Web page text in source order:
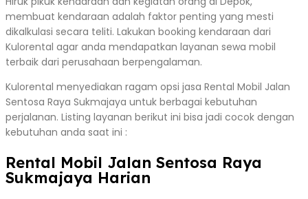
membuat kendaraan adalah faktor penting yang mesti
dikalkulasi secara teliti. Lakukan booking kendaraan dari
Kulorental agar anda mendapatkan layanan sewa mobil
terbaik dari perusahaan berpengalaman.
Kulorental menyediakan ragam opsi jasa Rental Mobil Jalan
Sentosa Raya Sukmajaya untuk berbagai kebutuhan
perjalanan. Listing layanan berikut ini bisa jadi cocok dengan
kebutuhan anda saat ini :
Rental Mobil Jalan Sentosa Raya
Sukmajaya Harian